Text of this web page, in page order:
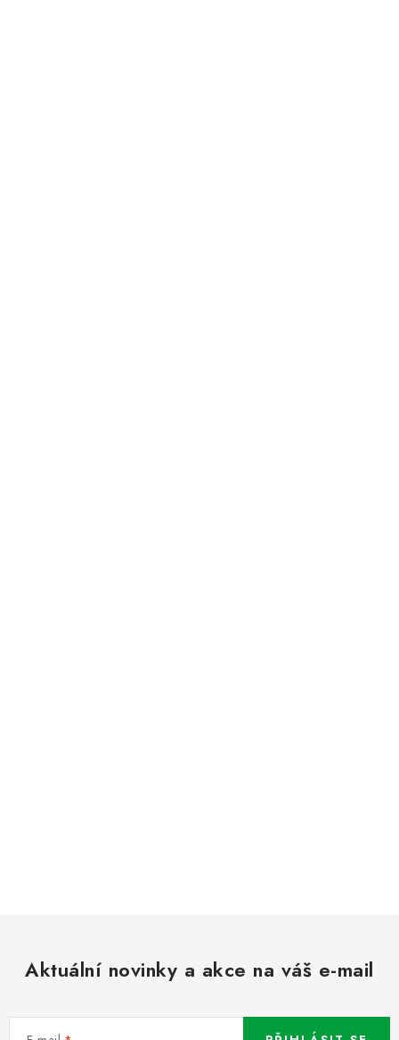
Aktuální novinky a akce na váš e-mail